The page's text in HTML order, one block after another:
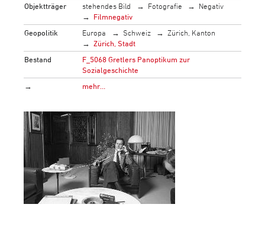
Objektträger
stehendes Bild Fotografie
Negativ
Filmnegativ
Geopolitik
Europa Schweiz
Zürich, Kanton
Zürich, Stadt
Bestand
F_5068 Gretlers Panoptikum zur
Sozialgeschichte
→
mehr…